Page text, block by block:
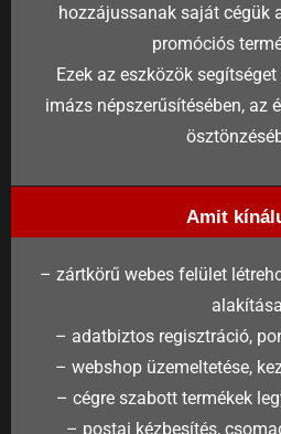
hozzájussanak saját cégük
promóciós
Ezek az eszközök
imázs népszerűsítésében, az
Amit
– zártkörű webes felület
alakítása
– adatbiztos regisztráció,
– webshop üzemeltetése,
– cégre szabott termékek
– postai kézbesítés,